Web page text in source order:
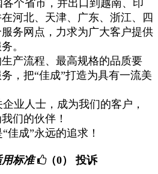
个省市，并出口到越南、印
河北、天津、广东、浙江、四
务网点，力求为广大客户提供
。
产流程、最高规格的品质要
，把“佳成”打造为具有一流美
业人士，成为我们的客户，
们的伙伴！
成”永远的追求！
用标准 （0） 投诉